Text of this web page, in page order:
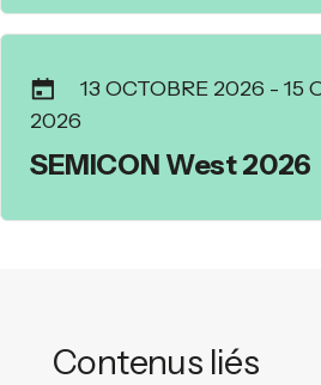
13 OCTOBRE 2026 - 15
2026
SEMICON West 2026
Contenus liés